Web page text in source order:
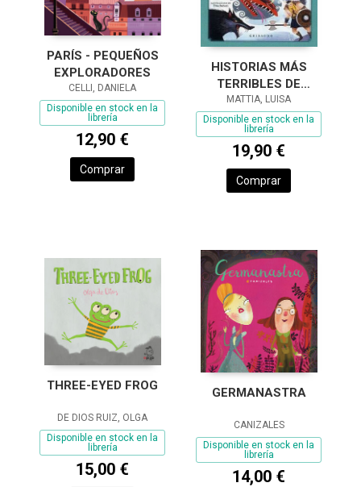
PARÍS - PEQUEÑOS
EXPLORADORES
CELLI, DANIELA
Disponible en stock en la
librería
12,90 €
Comprar
HISTORIAS MÁS
TERRIBLES DE
MONSTRUOS
MITOLÓGICOS, LAS
MATTIA, LUISA
Disponible en stock en la
librería
19,90 €
Comprar
THREE-EYED FROG
DE DIOS RUIZ, OLGA
Disponible en stock en la
librería
15,00 €
GERMANASTRA
CANIZALES
Disponible en stock en la
librería
14,00 €